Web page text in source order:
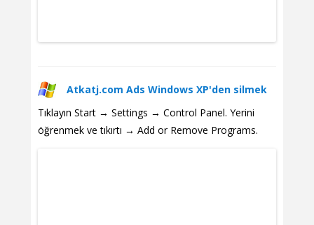
Atkatj.com Ads Windows XP'den silmek
Tıklayın Start → Settings → Control Panel. Yerini
öğrenmek ve tıkırtı → Add or Remove Programs.